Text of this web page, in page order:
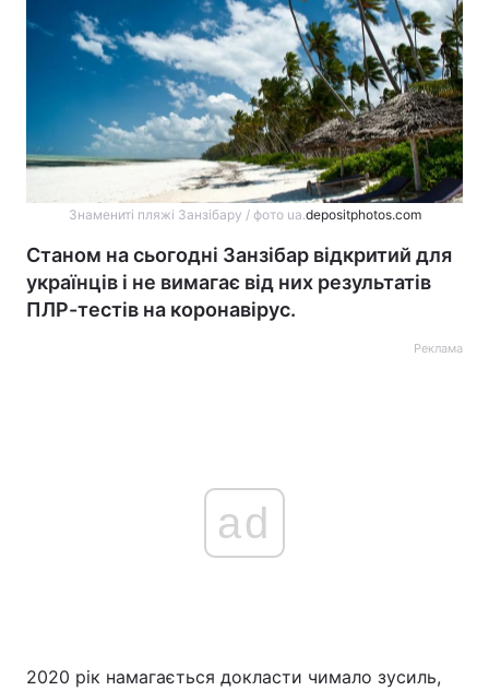
Знамениті пляжі Занзібару / фото ua.depositphotos.com
Станом на сьогодні Занзібар відкритий для
українців і не вимагає від них результатів
ПЛР-тестів на коронавірус.
Реклама
ad
2020 рік намагається докласти чимало зусиль,